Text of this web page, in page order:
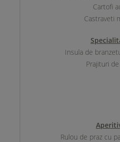
Cartofi
Castraveti
Insula de
Prajituri
Rulou de praz cu